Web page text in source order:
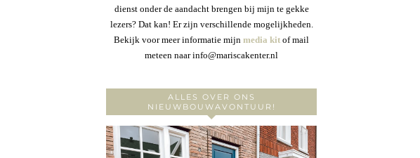
dienst onder de aandacht brengen bij mijn te gekke
lezers? Dat kan! Er zijn verschillende mogelijkheden.
Bekijk voor meer informatie mijn media kit of mail
meteen naar info@mariscakenter.nl
ALLES OVER ONS
NIEUWBOUWAVONTUUR!